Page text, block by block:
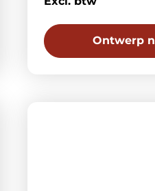
Ontwerp